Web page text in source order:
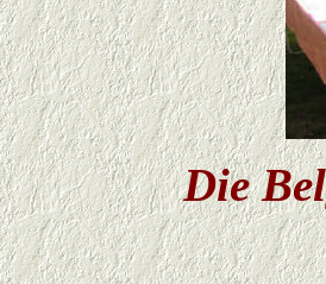
Die